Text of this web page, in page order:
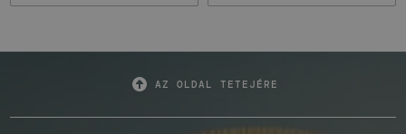
AZ OLDAL TETEJÉRE